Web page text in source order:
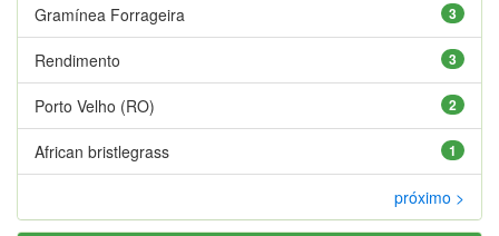
3
Gramínea Forrageira
3
Rendimento
2
Porto Velho (RO)
1
African bristlegrass
próximo >